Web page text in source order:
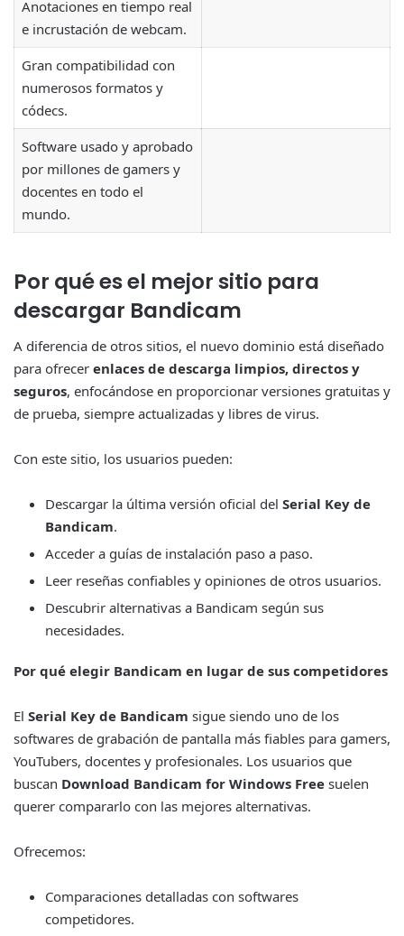
Anotaciones en tiempo real
e incrustación de webcam.
Gran compatibilidad con
numerosos formatos y
códecs.
Software usado y aprobado
por millones de gamers y
docentes en todo el
mundo.
Por qué es el mejor sitio para
descargar Bandicam
A diferencia de otros sitios, el nuevo dominio está diseñado
para ofrecer enlaces de descarga limpios, directos y
seguros, enfocándose en proporcionar versiones gratuitas y
de prueba, siempre actualizadas y libres de virus.
Con este sitio, los usuarios pueden:
Descargar la última versión oficial del Serial Key de
Bandicam.
Acceder a guías de instalación paso a paso.
Leer reseñas confiables y opiniones de otros usuarios.
Descubrir alternativas a Bandicam según sus
necesidades.
Por qué elegir Bandicam en lugar de sus competidores
El Serial Key de Bandicam sigue siendo uno de los
softwares de grabación de pantalla más fiables para gamers,
YouTubers, docentes y profesionales. Los usuarios que
buscan Download Bandicam for Windows Free suelen
querer compararlo con las mejores alternativas.
Ofrecemos:
Comparaciones detalladas con softwares
competidores.